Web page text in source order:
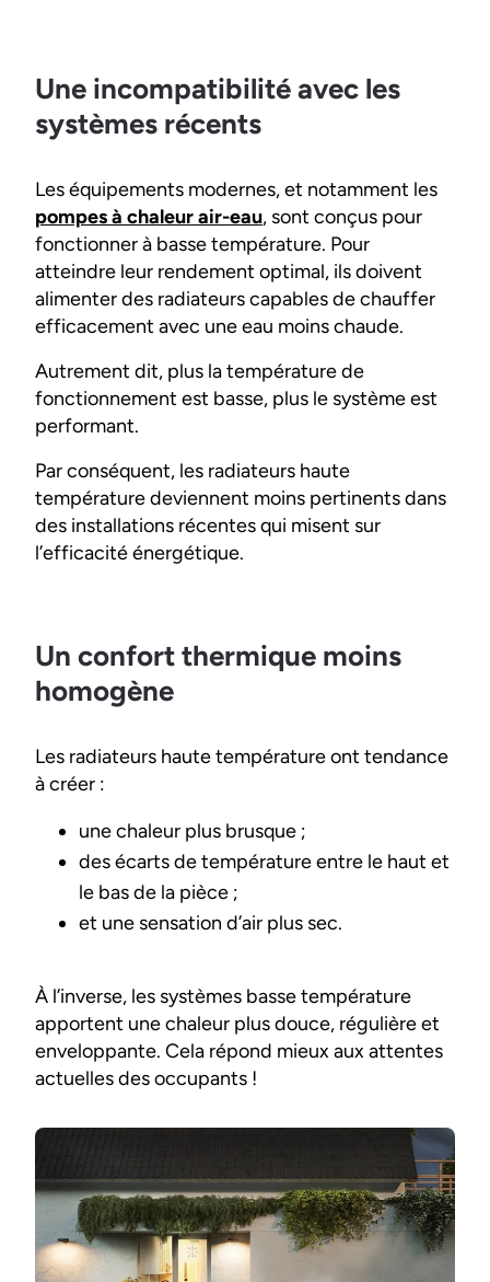
Une incompatibilité avec les
systèmes récents
Les équipements modernes, et notamment les
pompes à chaleur air-eau, sont conçus pour
fonctionner à basse température. Pour
atteindre leur rendement optimal, ils doivent
alimenter des radiateurs capables de chauffer
efficacement avec une eau moins chaude.
Autrement dit, plus la température de
fonctionnement est basse, plus le système est
performant.
Par conséquent, les radiateurs haute
température deviennent moins pertinents dans
des installations récentes qui misent sur
l’efficacité énergétique.
Un confort thermique moins
homogène
Les radiateurs haute température ont tendance
à créer :
une chaleur plus brusque ;
des écarts de température entre le haut et
le bas de la pièce ;
et une sensation d’air plus sec.
À l’inverse, les systèmes basse température
apportent une chaleur plus douce, régulière et
enveloppante. Cela répond mieux aux attentes
actuelles des occupants !